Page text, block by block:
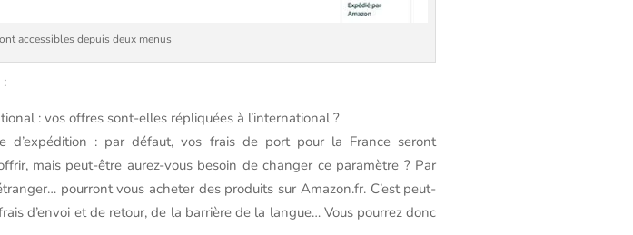
accessibles depuis deux menus
: vos offres sont-elles répliquées à l’international ?
d’expédition : par défaut, vos frais de port pour la France seront
mais peut-être aurez-vous besoin de changer ce paramètre ? Par
pourront vous acheter des produits sur Amazon.fr. C’est peut-
d’envoi et de retour, de la barrière de la langue… Vous pourrez donc